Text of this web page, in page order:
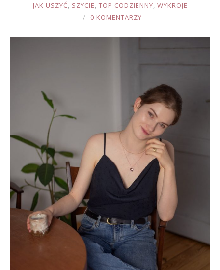
JOULE
JAK USZYĆ, SZYCIE, TOP CODZIENNY, WYKROJE
0 KOMENTARZY